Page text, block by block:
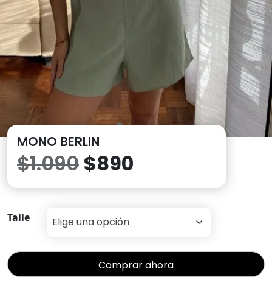
MONO BERLIN
$1.090 El
precio
original
era:
$1.090.
$890
precio
actual
es:
$890.
Talle
Comprar ahora